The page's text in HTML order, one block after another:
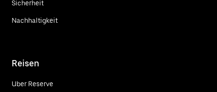
Sicherheit
Nachhaltigkeit
Reisen
Uber Reserve